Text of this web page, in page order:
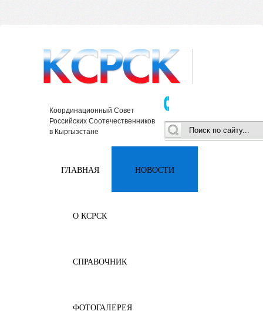
Координационный Совет
Российских Соотечественников
в Кыргызстане
ГЛАВНАЯ НОВОСТИ
О КСРСК
СПРАВОЧНИК
ФОТОГАЛЕРЕЯ